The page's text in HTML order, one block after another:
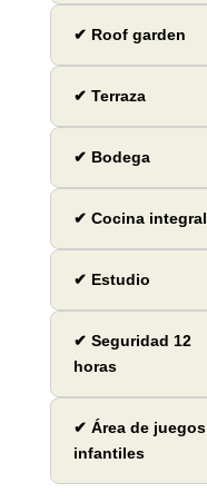
✔ Roof garden
✔ Terraza
✔ Bodega
✔ Cocina integral
✔ Estudio
✔ Seguridad 12
horas
✔ Área de juegos
infantiles